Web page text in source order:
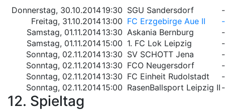
Donnerstag, 30.10.201419:30 SGU Sandersdorf
-
Freitag, 31.10.201413:00 FC Erzgebirge Aue II
-
Samstag, 01.11.201413:30 Askania Bernburg
-
Samstag, 01.11.201415:00 1. FC Lok Leipzig
-
Sonntag, 02.11.201413:30 SV SCHOTT Jena
-
Sonntag, 02.11.201413:30 FCO Neugersdorf
-
Sonntag, 02.11.201413:30 FC Einheit Rudolstadt
-
Sonntag, 02.11.201415:00 RasenBallsport Leipzig II -
12. Spieltag